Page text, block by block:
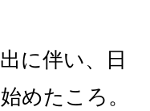
に伴い、日
めたころ。